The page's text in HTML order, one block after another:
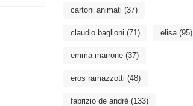
cartoni animati (37)
claudio baglioni (71) elisa(95)
emma marrone (37)
eros ramazzotti (48)
fabrizio de andré (133)